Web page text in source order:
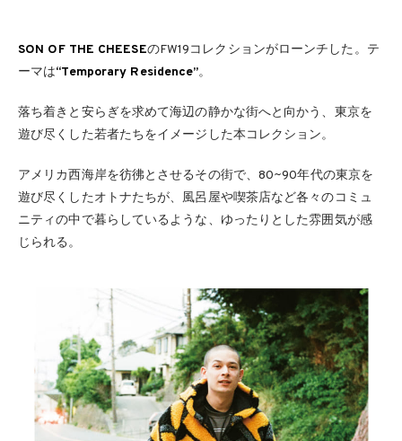
SON OF THE CHEESEのFW19コレクションがローンチした。テ
ーマは“Temporary Residence”。
落ち着きと安らぎを求めて海辺の静かな街へと向かう、東京を
遊び尽くした若者たちをイメージした本コレクション。
アメリカ西海岸を彷彿とさせるその街で、80~90年代の東京を
遊び尽くしたオトナたちが、風呂屋や喫茶店など各々のコミュ
ニティの中で暮らしているような、ゆったりとした雰囲気が感
じられる。